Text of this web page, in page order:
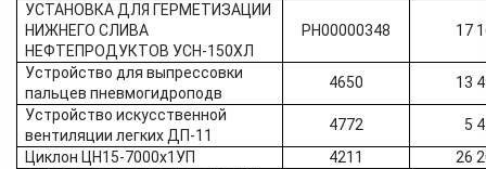
УСТАНОВКА ДЛЯ ГЕРМЕТИЗАЦИИ
НИЖНЕГО СЛИВА
НЕФТЕПРОДУКТОВ УСН-150ХЛ
РН00000348 17
Устройство для выпрессовки
пальцев пневмогидроподв
4650
13
Устройство искусственной
вентиляции легких ДП-11
4772
5
Циклон ЦН15-7000х1УП
4211
26